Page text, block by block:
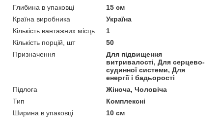
Глибина в упаковці
15 см
Країна виробника
Україна
Кількість вантажних місць
1
Кількість порцій, шт
50
Призначення
Для підвищення
витривалості, Для серцево-
судинної системи, Для
енергії і бадьорості
Підлога
Жіноча, Чоловіча
Тип
Комплексні
Ширина в упаковці
10 см